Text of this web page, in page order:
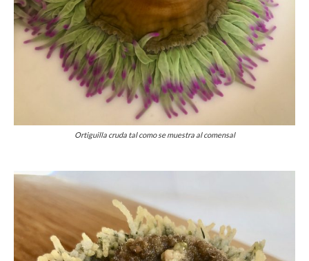
Ortiguilla cruda tal como se muestra al comensal